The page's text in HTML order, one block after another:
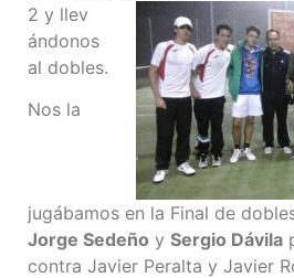
2 y llev
ándonos
al dobles.
Nos la
jugábamos en la Final de
Jorge Sedeño y Sergio Dávila
contra Javier Peralta y Javier